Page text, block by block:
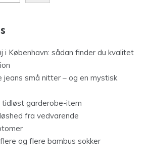
i København: sådan finder du kvalitet
jeans små nitter – og en mystisk
tidløst garderobe-item
fra vedvarende
og flere bambus sokker